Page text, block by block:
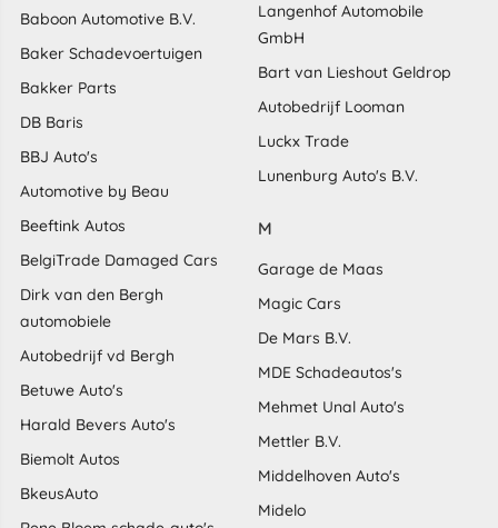
Baboon Automotive B.V.
Baker Schadevoertuigen
Bakker Parts
DB Baris
BBJ Auto's
Automotive by Beau
Beeftink Autos
BelgiTrade Damaged Cars
Dirk van den Bergh
automobiele
Autobedrijf vd Bergh
Betuwe Auto's
Harald Bevers Auto's
Biemolt Autos
BkeusAuto
Langenhof Automobile
GmbH
Bart van Lieshout Geldrop
Autobedrijf Looman
Luckx Trade
Lunenburg Auto's B.V.
M
Garage de Maas
Magic Cars
De Mars B.V.
MDE Schadeautos's
Mehmet Unal Auto's
Mettler B.V.
Middelhoven Auto's
Midelo